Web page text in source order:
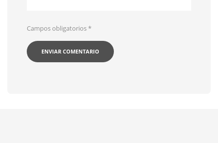
Campos obligatorios*